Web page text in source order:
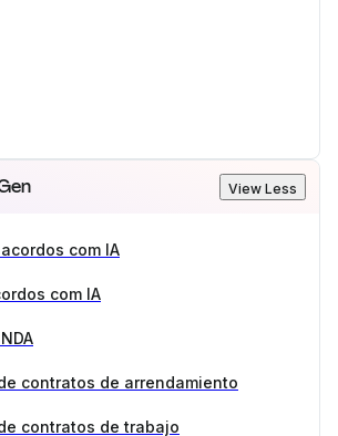
View Less
com IA
com IA
contratos de arrendamiento
contratos de trabajo